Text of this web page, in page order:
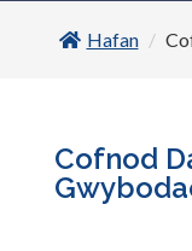
Hafan
Cofnod